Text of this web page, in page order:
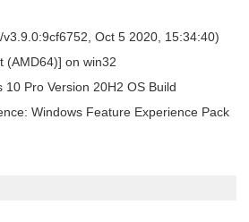
Oct 5 2020, 15:34:40)
(AMD64)] on win32
10 Pro Version 20H2 OS Build
Windows Feature Experience Pack